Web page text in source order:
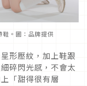
。圖：品牌提供
形壓紋，加上鞋跟
碎閃光感，不會太
「甜得很有層